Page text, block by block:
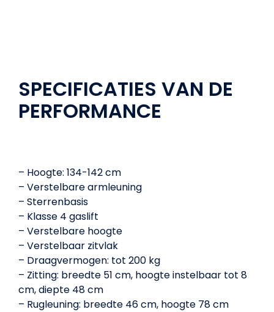
SPECIFICATIES VAN DE
PERFORMANCE
– Hoogte: 134-142 cm
– Verstelbare armleuning
– Sterrenbasis
– Klasse 4 gaslift
– Verstelbare hoogte
– Verstelbaar zitvlak
– Draagvermogen: tot 200 kg
– Zitting: breedte 51 cm, hoogte instelbaar tot 8
cm, diepte 48 cm
– Rugleuning: breedte 46 cm, hoogte 78 cm